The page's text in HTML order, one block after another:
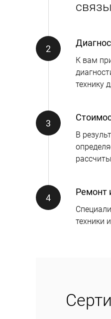
К вам
технику
В
Ремонт
техники